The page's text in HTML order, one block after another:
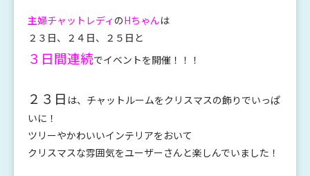
主婦チャットレディ のHちゃんは
２３日、２４日、２５日と
３日間連続でイベントを開催！！！
２３日 は、チャットルームをクリスマスの飾りでいっぱ
いに！
ツリーやかわいいインテリアをおいて
クリスマスな雰囲気をユーザーさんと楽しんでいました！